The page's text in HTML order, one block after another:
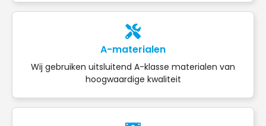
A-materialen
Wij gebruiken uitsluitend A-klasse materialen van
hoogwaardige kwaliteit